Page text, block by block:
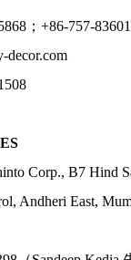
；+86-757-
decor.com
Corp., B7 Hind
Andheri East,